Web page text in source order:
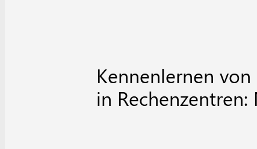
Kennenlernen
in Rechenzentren: